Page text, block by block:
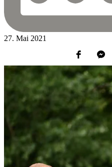
27. Mai 2021